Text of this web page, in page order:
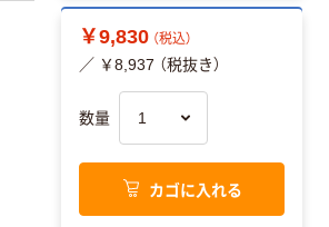
￥9,830 （税込）
／ ￥8,937 （税抜き）
数量
カゴに入れる